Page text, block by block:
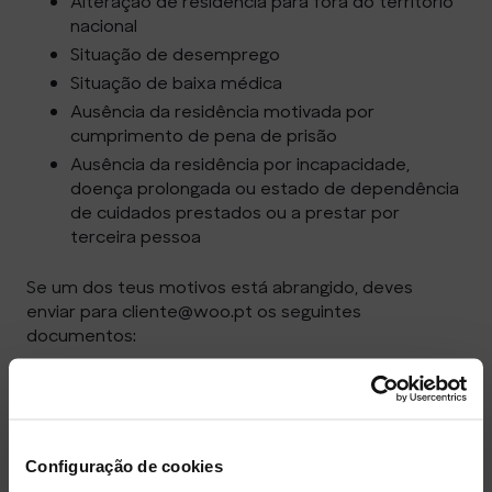
Configuração de cookies
nacional
Situação de desemprego
Situação de baixa médica
Ausência da residência motivada por
cumprimento de pena de prisão
Ausência da residência por incapacidade,
doença prolongada ou estado de dependência
de cuidados prestados ou a prestar por
terceira pessoa
Se um dos teus motivos está abrangido, deves
enviar para cliente@woo.pt os seguintes
documentos:
Formulário de Suspensão Serviço, devidamente
Fotografia frente e verso do teu documento de